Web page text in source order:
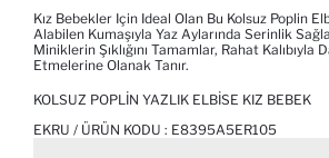
Kız Bebekler Için Ideal Olan Bu Kolsuz Poplin
Alabilen Kumaşıyla Yaz Aylarında Serinlik
Miniklerin Şıklığını Tamamlar, Rahat
Etmelerine Olanak Tanır.
KOLSUZ POPLIN YAZLIK ELBISE KIZ BEBEK
EKRU / ÜRÜN KODU : E8395A5ER105